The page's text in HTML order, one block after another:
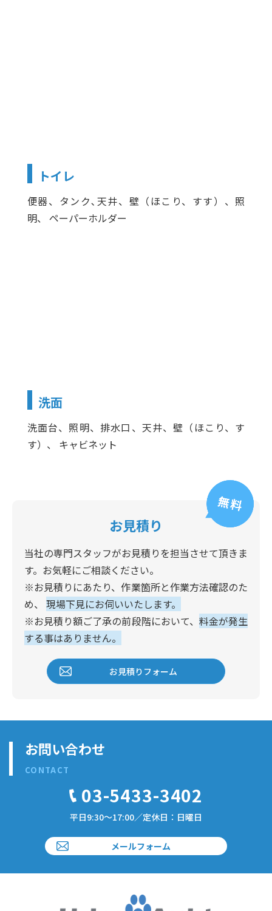
トイレ
便器、タンク､天井、壁（ほこり、すす）、照
明、 ペーパーホルダー
洗面
洗面台、照明、排水口、天井、壁（ほこり、す
す）、 キャビネット
お見積り
当社の専門スタッフがお見積りを担当させて頂きま
す。お気軽にご相談ください。
※お見積りにあたり、作業箇所と作業方法確認のた
め、 現場下見にお伺いいたします。
※お見積り額ご了承の前段階において、 料金が発生
する事はありません。
お見積りフォーム
お問い合わせ
CONTACT
03-5433-3402
平日9:30～17:00／定休日：日曜日
メールフォーム